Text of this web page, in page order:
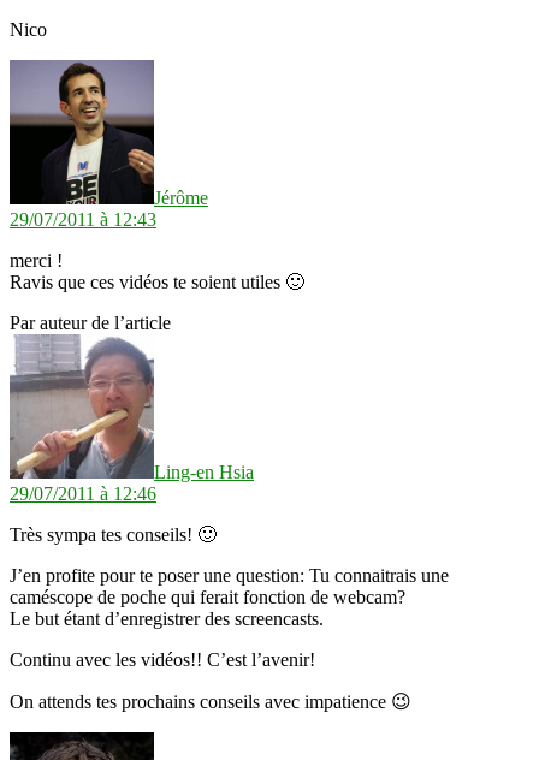
Nico
Jérôme
29/07/2011 à 12:43
merci !
Ravis que ces vidéos te soient utiles 🙂
Par auteur de l’article
Ling-en Hsia
29/07/2011 à 12:46
Très sympa tes conseils! 🙂
J’en profite pour te poser une question: Tu connaitrais une
caméscope de poche qui ferait fonction de webcam?
Le but étant d’enregistrer des screencasts.
Continu avec les vidéos!! C’est l’avenir!
On attends tes prochains conseils avec impatience 😉